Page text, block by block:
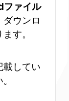
ファイル
ダウンロ
す。
載してい